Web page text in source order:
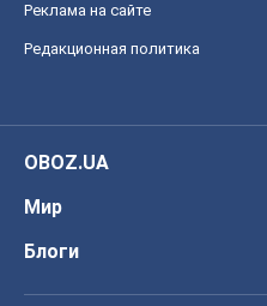
Реклама на сайте
Редакционная политика
OBOZ.UA
Мир
Блоги